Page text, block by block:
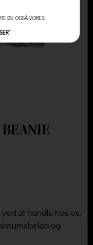
at handle hos os,
og
DU OGSÅ VORES